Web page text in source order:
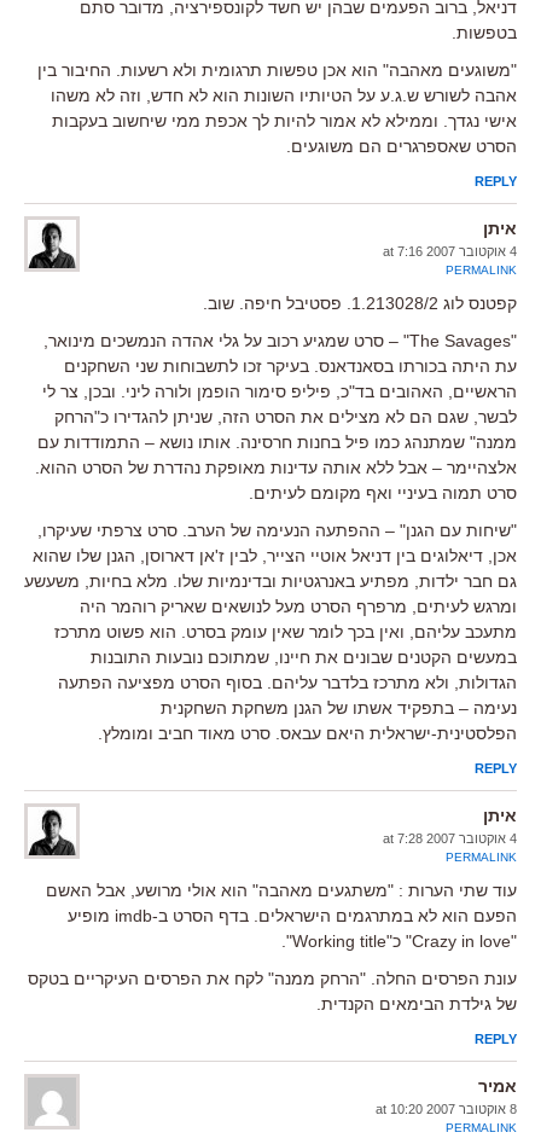
דניאל, ברוב הפעמים שבהן יש חשד לקונספירציה, מדובר סתם
בטפשות.
"משוגעים מאהבה" הוא אכן טפשות תרגומית ולא רשעות. החיבור בין
אהבה לשורש ש.ג.ע על הטיותיו השונות הוא לא חדש, וזה לא משהו
אישי נגדך. וממילא לא אמור להיות לך אכפת ממי שיחשוב בעקבות
הסרט שאספרגרים הם משוגעים.
REPLY
איתן
4 אוקטובר 2007 at 7:16
PERMALINK
קפטנס לוג 1.213028/2. פסטיבל חיפה. שוב.
"The Savages" – סרט שמגיע רכוב על גלי אהדה הנמשכים מינואר,
עת היתה בכורתו בסאנדאנס. בעיקר זכו לתשבוחות שני השחקנים
הראשיים, האהובים בד"כ, פיליפ סימור הופמן ולורה ליני. ובכן, צר לי
לבשר, שגם הם לא מצילים את הסרט הזה, שניתן להגדירו כ"הרחק
ממנה" שמתנהג כמו פיל בחנות חרסינה. אותו נושא – התמודדות עם
אלצהיימר – אבל ללא אותה עדינות מאופקת נהדרת של הסרט ההוא.
סרט תמוה בעיניי ואף מקומם לעיתים.
"שיחות עם הגנן" – ההפתעה הנעימה של הערב. סרט צרפתי שעיקרו,
אכן, דיאלוגים בין דניאל אוטיי הצייר, לבין ז'אן דארוסן, הגנן שלו שהוא
גם חבר ילדות, מפתיע באנרגטיות ובדינמיות שלו. מלא בחיות, משעשע
ומרגש לעיתים, מרפרף הסרט מעל לנושאים שאריק רוהמר היה
מתעכב עליהם, ואין בכך לומר שאין עומק בסרט. הוא פשוט מתרכז
במעשים הקטנים שבונים את חיינו, שמתוכם נובעות התובנות
הגדולות, ולא מתרכז בלדבר עליהם. בסוף הסרט מפציעה הפתעה
נעימה – בתפקיד אשתו של הגנן משחקת השחקנית
הפלסטינית-ישראלית היאם עבאס. סרט מאוד חביב ומומלץ.
REPLY
איתן
4 אוקטובר 2007 at 7:28
PERMALINK
עוד שתי הערות : "משתגעים מאהבה" הוא אולי מרושע, אבל האשם
הפעם הוא לא במתרגמים הישראלים. בדף הסרט ב-imdb מופיע
"Crazy in love" כ"Working title".
עונת הפרסים החלה. "הרחק ממנה" לקח את הפרסים העיקריים בטקס
של גילדת הבימאים הקנדית.
REPLY
אמיר
8 אוקטובר 2007 at 10:20
PERMALINK